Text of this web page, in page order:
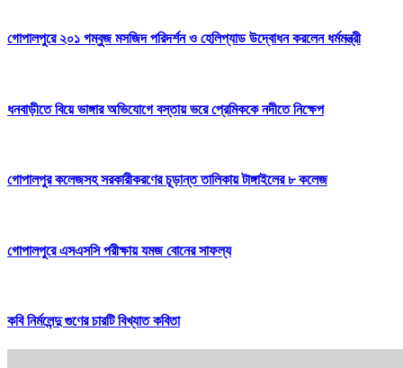
গোপালপুরে ২০১ গম্বুজ মসজিদ পরিদর্শন ও হেলিপ্যাড উদ্বোধন করলেন ধর্মমন্ত্রী
ধনবাড়ীতে বিয়ে ভাঙ্গার অভিযোগে বস্তায় ভরে প্রেমিককে নদীতে নিক্ষেপ
গোপালপুর কলেজসহ সরকারীকরণের চূড়ান্ত তালিকায় টাঙ্গাইলের ৮ কলেজ
গোপালপুরে এসএসসি পরীক্ষায় যমজ বোনের সাফল্য
কবি নির্মলেন্দু গুণের চারটি বিখ্যাত কবিতা